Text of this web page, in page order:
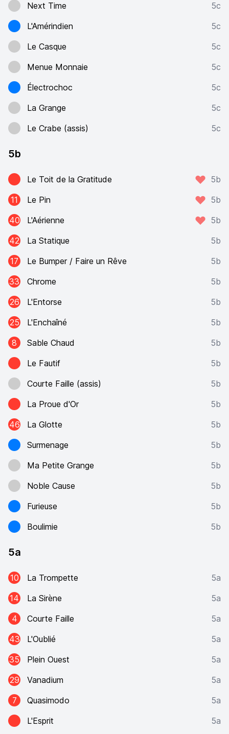
Next Time
5c
L'Amérindien
5c
Le Casque
5c
Menue Monnaie
5c
Électrochoc
5c
La Grange
5c
Le Crabe (assis)
5c
5b
Le Toit de la Gratitude
5b
11
Le Pin
5b
40
L'Aérienne
5b
42
La Statique
5b
17
Le Bumper / Faire un Rêve
5b
33
Chrome
5b
26
L'Entorse
5b
25
L'Enchaîné
5b
8
Sable Chaud
5b
Le Fautif
5b
Courte Faille (assis)
5b
La Proue d'Or
5b
46
La Glotte
5b
Surmenage
5b
Ma Petite Grange
5b
Noble Cause
5b
Furieuse
5b
Boulimie
5b
5a
10 La Trompette
5a
14
La Sirène
5a
4
Courte Faille
5a
43
L'Oublié
5a
35
Plein Ouest
5a
29
Vanadium
5a
7
Quasimodo
5a
L'Esprit
5a